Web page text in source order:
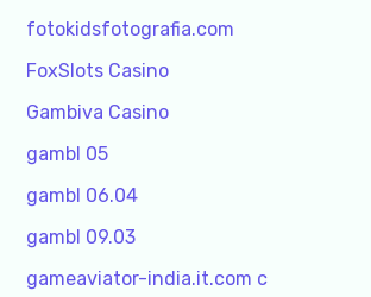
fotokidsfotografia.com
FoxSlots Casino
Gambiva Casino
gambl 05
gambl 06.04
gambl 09.03
gameaviator-india.it.com c